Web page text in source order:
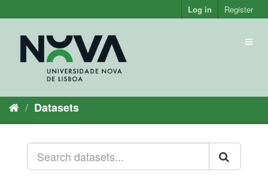
to
Log in Register
Datasets